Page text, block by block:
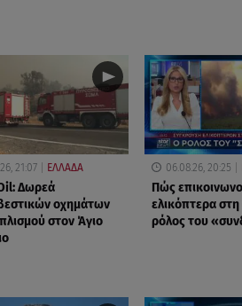
21:07 ΕΛΛΑΔΑ
Δωρεά
οχημάτων
στον Άγιο
06.08.26, 20:25
Πώς
ελικόπτερα
ρόλος του